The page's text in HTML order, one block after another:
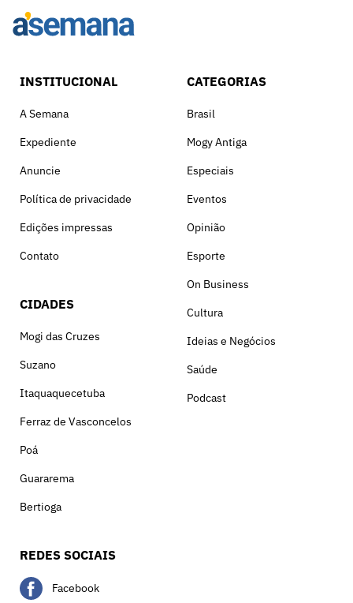
INSTITUCIONAL
A Semana
Expediente
Anuncie
Política de privacidade
Edições impressas
Contato
CIDADES
Mogi das Cruzes
Suzano
Itaquaquecetuba
Ferraz de Vasconcelos
Poá
Guararema
Bertioga
CATEGORIAS
Brasil
Mogy Antiga
Especiais
Eventos
Opinião
Esporte
On Business
Cultura
Ideias e Negócios
Saúde
Podcast
REDES SOCIAIS
Facebook